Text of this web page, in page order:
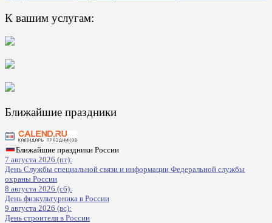
К вашим услугам:
Ближайшие праздники
Ближайшие праздники России
7 августа 2026 (пт):
День Службы специальной связи и информации Федеральной службы
охраны России
8 августа 2026 (сб):
День физкультурника в России
9 августа 2026 (вс):
День строителя в России